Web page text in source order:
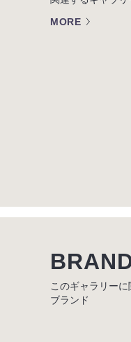
MORE
このギャラリーに
ブランド